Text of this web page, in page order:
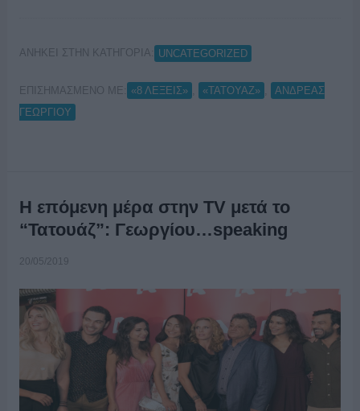
ΑΝΗΚΕΙ ΣΤΗΝ ΚΑΤΗΓΟΡΙΑ: UNCATEGORIZED
ΕΠΙΣΗΜΑΣΜΕΝΟ ΜΕ: «8 ΛΕΞΕΙΣ» «ΤΑΤΟΥΑΖ»
ΑΝΔΡΕΑΣ
ΓΕΩΡΓΙΟΥ
Η επόμενη μέρα στην TV μετά το
“Τατουάζ”: Γεωργίου…speaking
20/05/2019